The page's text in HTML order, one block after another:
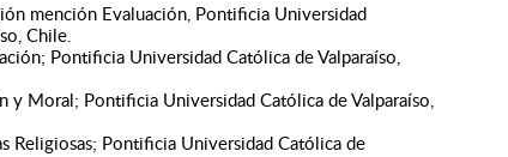
mención Evaluación, Pontificia Universidad
Chile.
Pontificia Universidad Católica de Valparaíso,
y Moral; Pontificia Universidad Católica de Valparaíso,
Religiosas; Pontificia Universidad Católica de